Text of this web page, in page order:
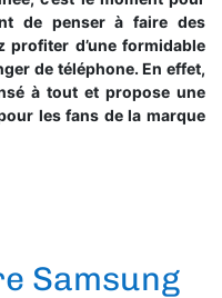
de penser à faire des
profiter d’une formidable
de téléphone. En effet,
à tout et propose une
les fans de la marque
Samsung